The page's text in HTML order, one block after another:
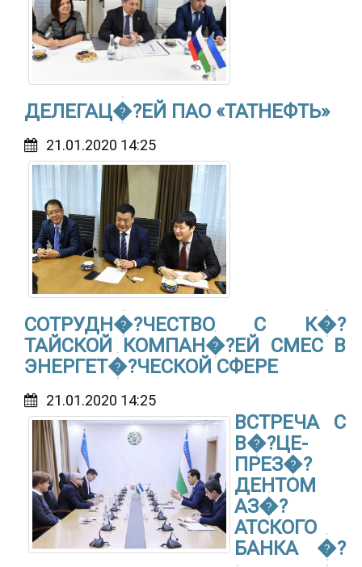
ДЕЛЕГАЦ�?ЕЙ ПАО «ТАТНЕФТЬ»
21.01.2020 14:25
СОТРУДН�?ЧЕСТВО С К�?
ТАЙСКОЙ КОМПАН�?ЕЙ CMEC В
ЭНЕРГЕТ�?ЧЕСКОЙ СФЕРЕ
21.01.2020 14:25
ВСТРЕЧА С
В�?ЦЕ-
ПРЕЗ�?
ДЕНТОМ
АЗ�?
АТСКОГО
БАНКА �?